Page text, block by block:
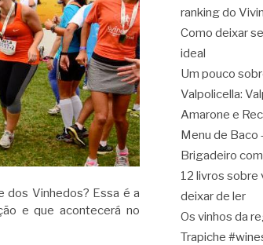
dos Vinhedos? Essa é a
e que acontecerá no
ranking do
Como deixar
ideal
Um pouco
Valpolicella:
Amarone e
Menu de Baco
Brigadeiro
12 livros sobre
deixar de ler
Os vinhos da
Trapiche